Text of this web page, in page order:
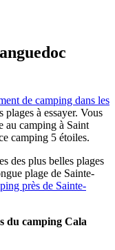
de camping dans les
plages à essayer. Vous
au camping à Saint
camping 5 étoiles.
des plus belles plages
plage de Sainte-
près de Sainte-
du camping Cala